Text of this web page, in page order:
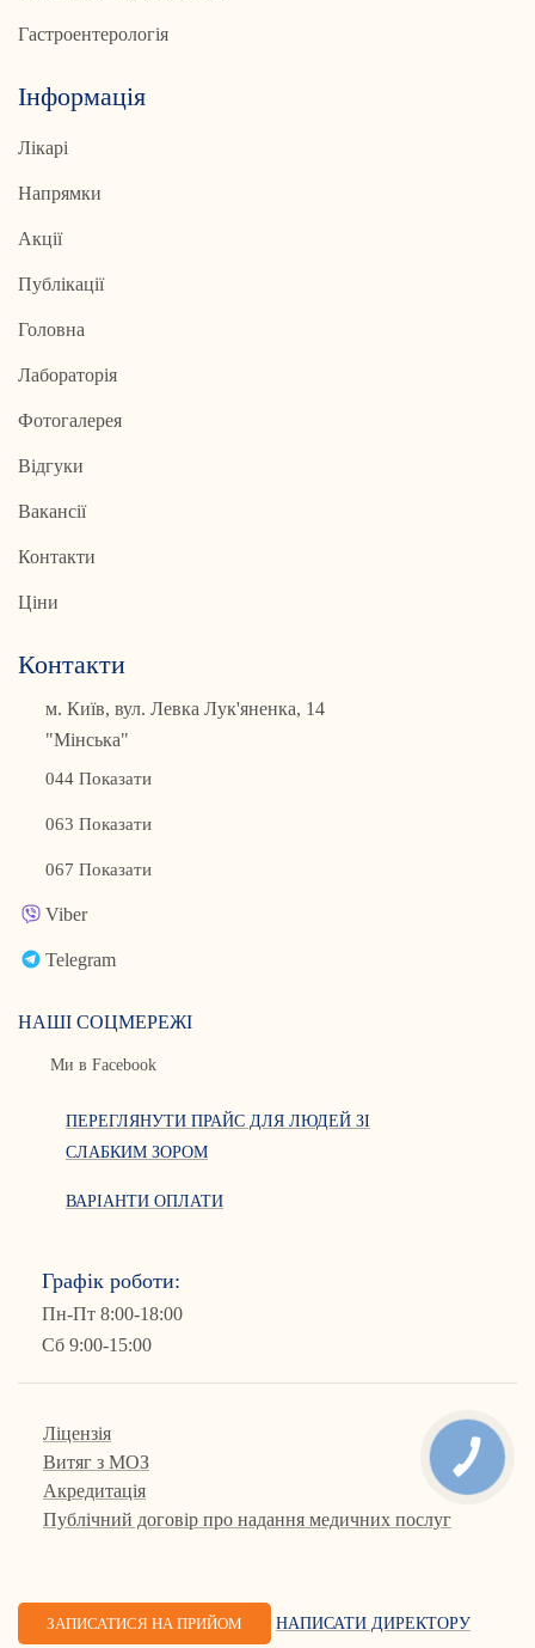
Графік роботи:
Пн-Пт 8:00-18:00
Сб 9:00-15:00
Ліцензія
Витяг з МОЗ
Акредитація
Публічний договір про надання медичних послуг
ЗАПИСАТИСЯ НА ПРИЙОМ НАПИСАТИ ДИРЕКТОРУ
Гастроентерологія
Інформація
Лікарі
Напрямки
Акції
Публікації
Головна
Лабораторія
Фотогалерея
Відгуки
Вакансії
Контакти
Ціни
Контакти
м. Київ, вул. Левка Лук'яненка, 14
"Мінська"
044 Показати
063 Показати
067 Показати
Viber
Telegram
НАШІ СОЦМЕРЕЖІ
Ми в Facebook
ПЕРЕГЛЯНУТИ ПРАЙС ДЛЯ ЛЮДЕЙ ЗІ
СЛАБКИМ ЗОРОМ
ВАРІАНТИ ОПЛАТИ
КНОПКА
ЗВ'ЯЗКУ